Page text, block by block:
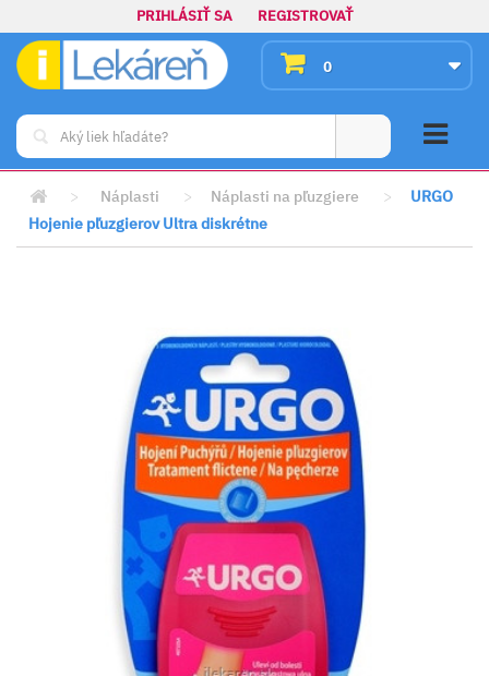
PRIHLÁSIŤ SA REGISTROVAŤ
0
> Náplasti > Náplasti na pľuzgiere >
URGO
Hojenie pľuzgierov Ultra diskrétne